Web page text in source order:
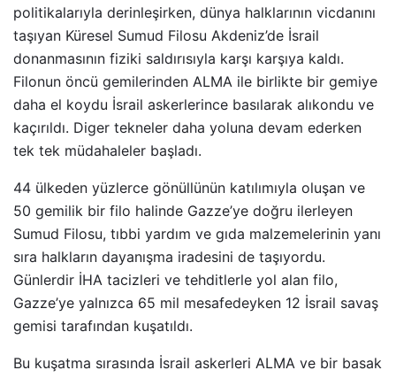
politikalarıyla derinleşirken, dünya halklarının vicdanını
taşıyan Küresel Sumud Filosu Akdeniz’de İsrail
donanmasının fiziki saldırısıyla karşı karşıya kaldı.
Filonun öncü gemilerinden ALMA ile birlikte bir gemiye
daha el koydu İsrail askerlerince basılarak alıkondu ve
kaçırıldı. Diger tekneler daha yoluna devam ederken
tek tek müdahaleler başladı.
44 ülkeden yüzlerce gönüllünün katılımıyla oluşan ve
50 gemilik bir filo halinde Gazze’ye doğru ilerleyen
Sumud Filosu, tıbbi yardım ve gıda malzemelerinin yanı
sıra halkların dayanışma iradesini de taşıyordu.
Günlerdir İHA tacizleri ve tehditlerle yol alan filo,
Gazze’ye yalnızca 65 mil mesafedeyken 12 İsrail savaş
gemisi tarafından kuşatıldı.
Bu kuşatma sırasında İsrail askerleri ALMA ve bir basak